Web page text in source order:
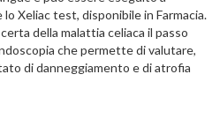
Xeliac test, disponibile in Farmacia.
della malattia celiaca il passo
che permette di valutare,
di danneggiamento e di atrofia